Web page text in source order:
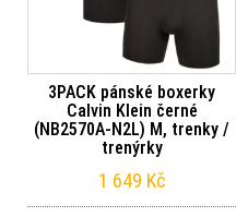
3PACK pánské boxerky
Calvin Klein černé
(NB2570A-N2L) M, trenky /
trenýrky
1 649 Kč